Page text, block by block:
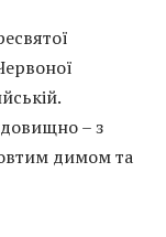
– з
димом та